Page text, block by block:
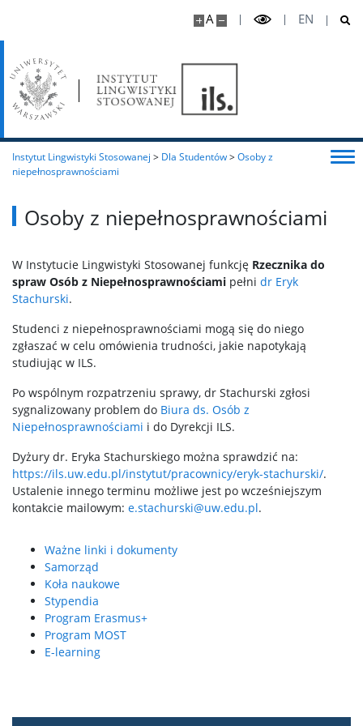
A EN
Współpraca
Infrastruktura
Rekrutacja IRK
Dla Studentów
Ważne linki i dokumenty
Koła naukowe
Osoby z niepełnosprawnościami
Program Erasmus+
Instytut Lingwistyki Stosowanej > Dla Studentów>Osoby z
niepełnosprawnościami
Osoby z niepełnosprawnościami
W Instytucie Lingwistyki Stosowanej funkcję Rzecznika do
spraw Osób z Niepełnosprawnościami pełni dr Eryk
Stachurski.
Studenci z niepełnosprawnościami mogą się do niego
zgłaszać w celu omówienia trudności, jakie napotykają
studiując w ILS.
Po wspólnym rozpatrzeniu sprawy, dr Stachurski zgłosi
sygnalizowany problem do Biura ds. Osób z
Niepełnosprawnościami i do Dyrekcji ILS.
Dyżury dr. Eryka Stachurskiego można sprawdzić na:
https://ils.uw.edu.pl/instytut/pracownicy/eryk-stachurski/.
Ustalenie innego terminu możliwe jest po wcześniejszym
kontakcie mailowym: e.stachurski@uw.edu.pl.
Ważne linki i dokumenty
Samorząd
Koła naukowe
Stypendia
Program Erasmus+
Program MOST
E-learning